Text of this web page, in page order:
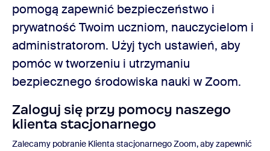
pomogą zapewnić bezpieczeństwo i
prywatność Twoim uczniom, nauczycielom i
administratorom. Użyj tych ustawień, aby
pomóc w tworzeniu i utrzymaniu
bezpiecznego środowiska nauki w Zoom.
Zaloguj się przy pomocy naszego
klienta stacjonarnego
Zalecamy pobranie Klienta stacjonarnego Zoom, aby zapewnić